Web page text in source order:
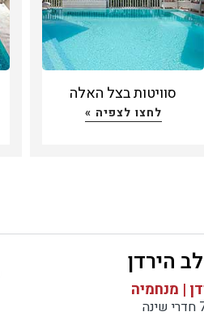
סוויטות בצל האלה
לחצו לצפיה »
הירדן
| מנחמיה